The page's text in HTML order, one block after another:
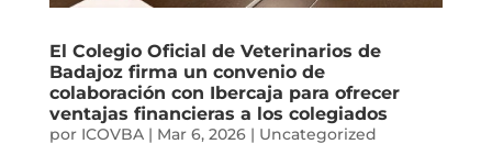
El Colegio Oficial de Veterinarios de
Badajoz firma un convenio de
colaboración con Ibercaja para ofrecer
ventajas financieras a los colegiados
por ICOVBA| Mar 6, 2026| Uncategorized